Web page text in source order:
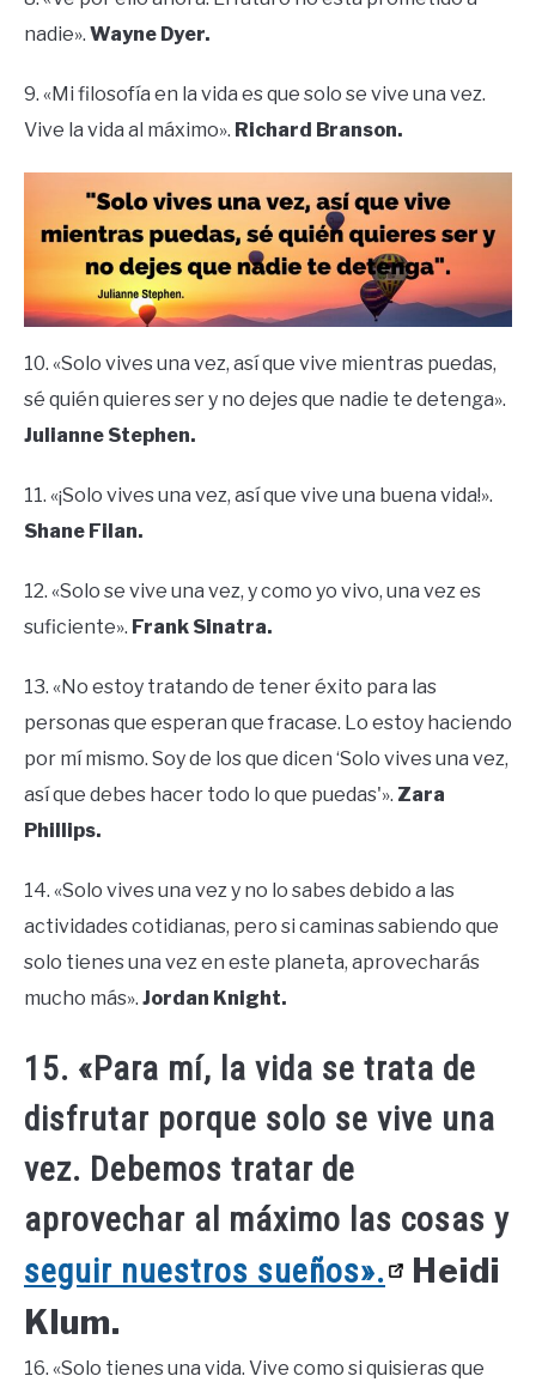
nadie». Wayne Dyer.
9. «Mi filosofía en la vida es que solo se vive una vez.
Vive la vida al máximo». Richard Branson.
10. «Solo vives una vez, así que vive mientras puedas,
sé quién quieres ser y no dejes que nadie te detenga».
Julianne Stephen.
11. «¡Solo vives una vez, así que vive una buena vida!».
Shane Filan.
12. «Solo se vive una vez, y como yo vivo, una vez es
suficiente». Frank Sinatra.
13. «No estoy tratando de tener éxito para las
personas que esperan que fracase. Lo estoy haciendo
por mí mismo. Soy de los que dicen ‘Solo vives una vez,
así que debes hacer todo lo que puedas'». Zara
Phillips.
14. «Solo vives una vez y no lo sabes debido a las
actividades cotidianas, pero si caminas sabiendo que
solo tienes una vez en este planeta, aprovecharás
mucho más». Jordan Knight.
15. «Para mí, la vida se trata de
disfrutar porque solo se vive una
vez. Debemos tratar de
aprovechar al máximo las cosas y
seguir nuestros sueños».
Heidi
Klum.
16. «Solo tienes una vida. Vive como si quisieras que